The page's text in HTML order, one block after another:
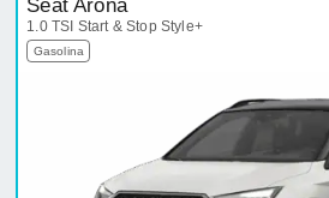
Seat Arona
1.0 TSI Start & Stop Style+
Gasolina